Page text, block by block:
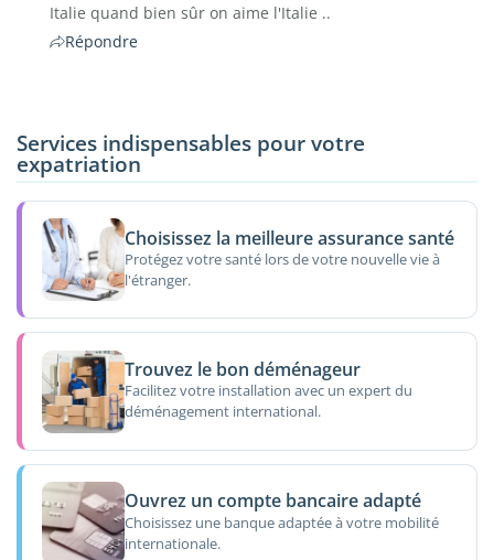
Italie quand bien sûr on aime l'Italie ..
Répondre
Services indispensables pour votre
expatriation
Choisissez la meilleure assurance santé
Protégez votre santé lors de votre nouvelle vie à
l'étranger.
Trouvez le bon déménageur
Facilitez votre installation avec un expert du
déménagement international.
Ouvrez un compte bancaire adapté
Choisissez une banque adaptée à votre mobilité
internationale.